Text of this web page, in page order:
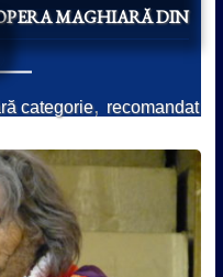
MAGHIARĂ DIN
categorie, recomandat